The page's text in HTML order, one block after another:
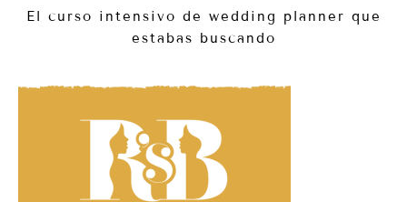
El curso intensivo de wedding planner que
estabas buscando